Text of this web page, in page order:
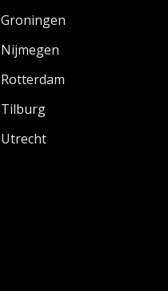
Groningen
Nijmegen
Rotterdam
Tilburg
Utrecht